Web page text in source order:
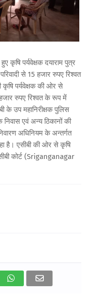
कृषि पर्यवेक्षक दयाराम पुत्र
से 15 हजार रुपए रिश्वत
पर्यवेक्षक की ओर से
रुपए रिश्वत के रूप में
के उप महानिरीक्षक पुलिस
निवास एवं अन्य ठिकानों की
अधिनियम के अन्तर्गत
है। एसीबी की ओर से कृषि
कोर्ट (Sriganganagar